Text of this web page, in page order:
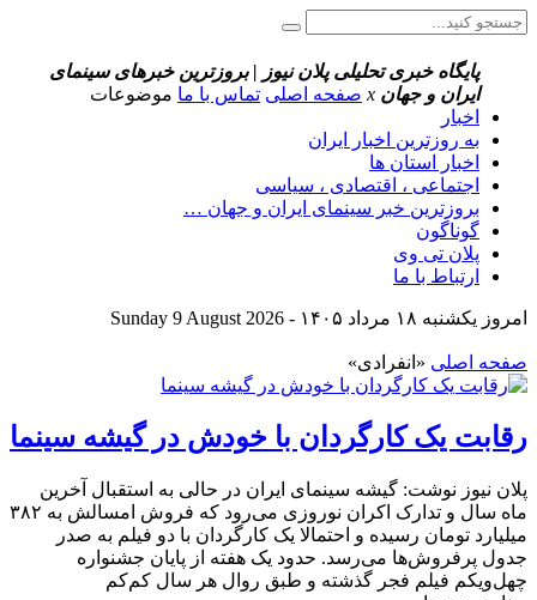
پایگاه خبری تحلیلی پلان نیوز | بروزترین خبرهای سینمای
ایران و جهان x صفحه اصلی تماس با ما موضوعات
اخبار
به روزترین اخبار ایران
اخبار استان ها
اجتماعی ، اقتصادی ، سیاسی
بروزترین خبر سینمای ایران و جهان …
گوناگون
پلان تی وی
ارتباط با ما
امروز یکشنبه ۱۸ مرداد ۱۴۰۵ - Sunday 9 August 2026
صفحه اصلی «انفرادی»
رقابت یک کارگردان با خودش در گیشه سینما
پلان نیوز نوشت: گیشه سینمای ایران در حالی به استقبال آخرین
ماه سال و تدارک اکران نوروزی می‌رود که فروش امسالش به ۳۸۲
میلیارد تومان رسیده و احتمالا یک کارگردان با دو فیلم به صدر
جدول پرفروش‌ها می‌رسد. حدود یک هفته از پایان جشنواره
چهل‌ویکم فیلم فجر گذشته و طبق روال هر سال کم‌کم